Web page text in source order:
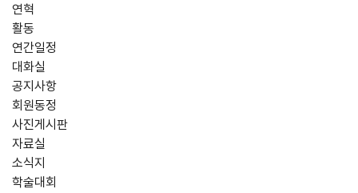
연혁
활동
연간일정
대화실
공지사항
회원동정
사진게시판
자료실
소식지
학술대회